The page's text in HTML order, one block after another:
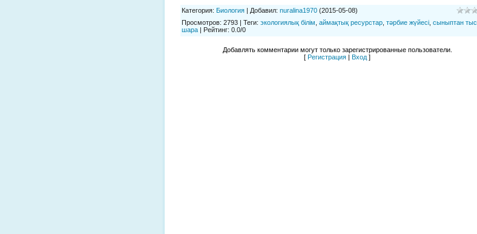
Категория: Биология | Добавил: nuralina1970 (2015-05-08)
Просмотров: 2793 | Теги: экологиялық білім аймақтық ресурстар тәрбие жүйесі сыныптан тыс
шара | Рейтинг: 0.0/0
Добавлять комментарии могут только зарегистрированные пользователи.
[ Регистрация | Вход ]